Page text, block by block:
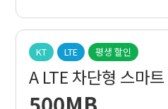
KT LTE 평생 할인
A LTE 차단형 스마트